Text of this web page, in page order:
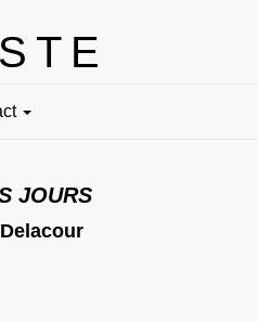
JOURS